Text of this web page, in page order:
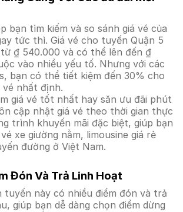
bạn tìm kiếm và so sánh giá vé của
tức thì. Giá vé cho tuyến Quận 5
₫ 540.000 và có thể lên đến ₫
vào nhiều yếu tố. Nhưng với các
bạn có thể tiết kiệm đến 30% cho
nhất định.
giá vé tốt nhất hay săn ưu đãi phút
cập nhật giá vé theo thời gian thực
trình khuyến mãi đặc biệt, giúp bạn
xe giường nằm, limousine giá rẻ
đường ở Việt Nam.
Đón Và Trả Linh Hoạt
tuyến này có nhiều điểm đón và trả
giúp bạn dễ dàng chọn điểm dừng